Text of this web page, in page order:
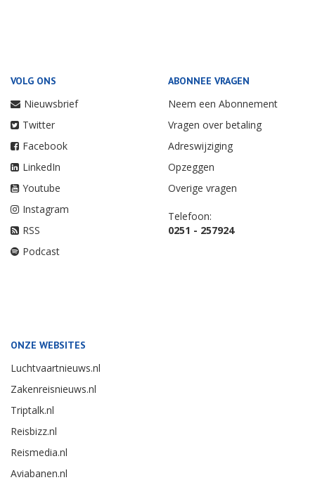
VOLG ONS
Nieuwsbrief
Twitter
Facebook
LinkedIn
Youtube
Instagram
RSS
Podcast
ABONNEE VRAGEN
Neem een Abonnement
Vragen over betaling
Adreswijziging
Opzeggen
Overige vragen
Telefoon:
0251 - 257924
ONZE WEBSITES
Luchtvaartnieuws.nl
Zakenreisnieuws.nl
Triptalk.nl
Reisbizz.nl
Reismedia.nl
Aviabanen.nl